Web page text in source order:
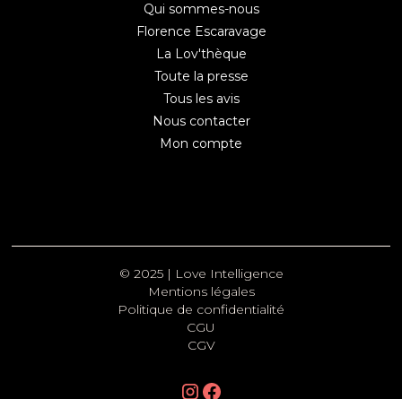
Qui sommes-nous
Florence Escaravage
La Lov'thèque
Toute la presse
Tous les avis
Nous contacter
Mon compte
© 2025 | Love Intelligence
Mentions légales
Politique de confidentialité
CGU
CGV